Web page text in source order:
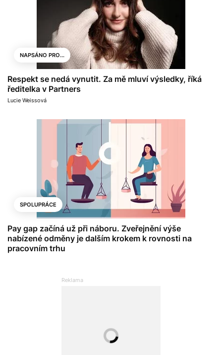
NAPSÁNO PRO...
Respekt se nedá vynutit. Za mě mluví výsledky, říká
ředitelka v Partners
Lucie Weissová
SPOLUPRÁCE
Pay gap začíná už při náboru. Zveřejnění výše
nabízené odměny je dalším krokem k rovnosti na
pracovním trhu